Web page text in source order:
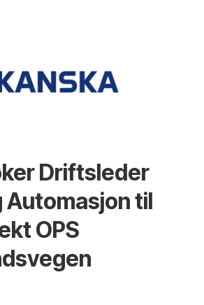
Driftsleder
Automasjon til
OPS